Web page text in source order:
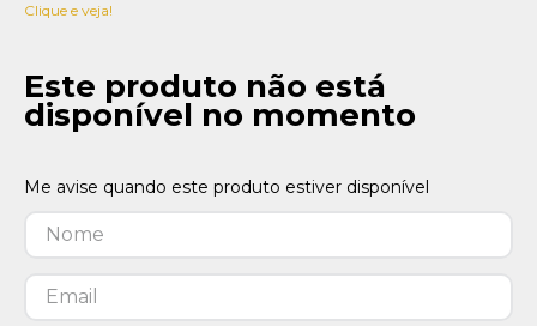
Clique e veja!
Este produto não está
disponível no momento